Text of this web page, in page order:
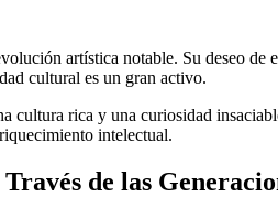
artística notable. Su deseo
cultural es un gran activo.
cultura rica y una curiosidad
intelectual.
de las